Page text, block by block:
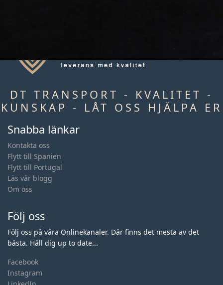
DT TRANSPORT - KVALITET -
KUNSKAP - LÅT OSS HJÄLPA ER
Snabba länkar
Kontakta oss
Flytt till Spanien
Flytt till Portugal
Läs vår blogg
Om oss
Följ oss
Följ oss på våra Onlinekanaler. Där finns det mesta av det
bästa. Håll dig up to date...
Facebook
Instagram